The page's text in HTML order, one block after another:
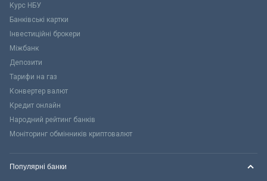
Курс НБУ
Банківські картки
Інвестиційні брокери
Міжбанк
Депозити
Тарифи на газ
Конвертер валют
Кредит онлайн
Народний рейтинг банків
Моніторинг обмінників криптовалют
Популярні банки